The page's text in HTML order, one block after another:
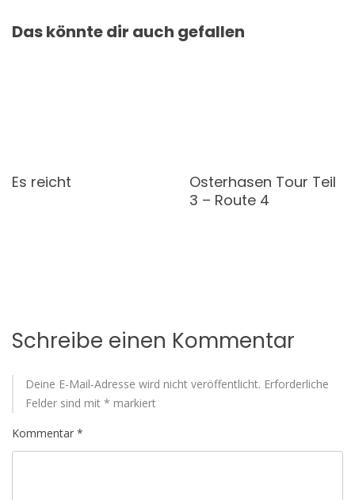
Das könnte dir auch gefallen
Es reicht
Osterhasen Tour Teil
3 – Route 4
Schreibe einen Kommentar
Deine E-Mail-Adresse wird nicht veröffentlicht. Erforderliche
Felder sind mit * markiert
Kommentar *